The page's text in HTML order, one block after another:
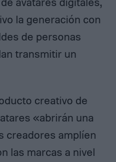
la generación con
de personas
transmitir un
creativo de
«abrirán una
creadores amplíen
las marcas a nivel